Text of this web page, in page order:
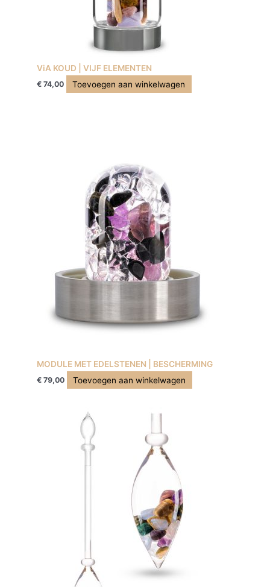
ViA KOUD | VIJF ELEMENTEN
€ 74,00 Toevoegen aan winkelwagen
MODULE MET EDELSTENEN | BESCHERMING
€ 79,00 Toevoegen aan winkelwagen